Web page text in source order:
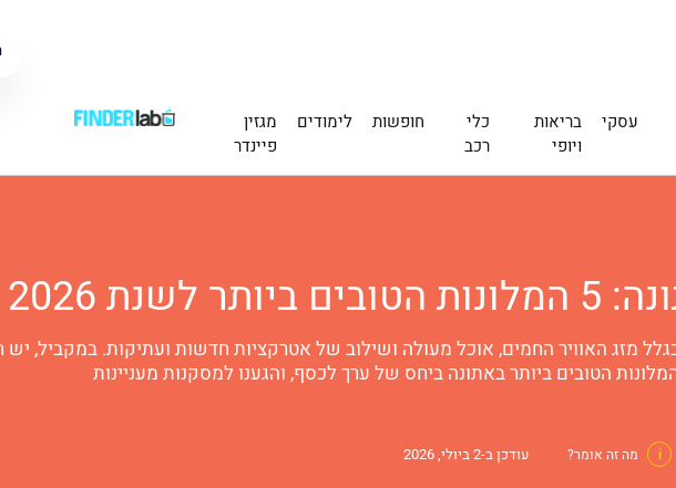
עסקי
בריאות
ויופי
כלי
רכב
חופשות לימודים
מגזין
פיינדר
2026
מזג האוויר החמים, אוכל מעולה ושילוב של אטרקציות חדשות ועתיקות. במקביל,
i מה זה אומר? עודכן ב-2 ביולי, 2026